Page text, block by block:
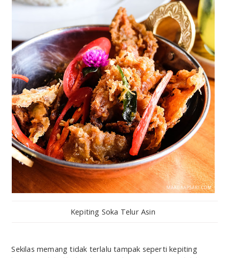
Kepiting Soka Telur Asin
Sekilas memang tidak terlalu tampak seperti kepiting